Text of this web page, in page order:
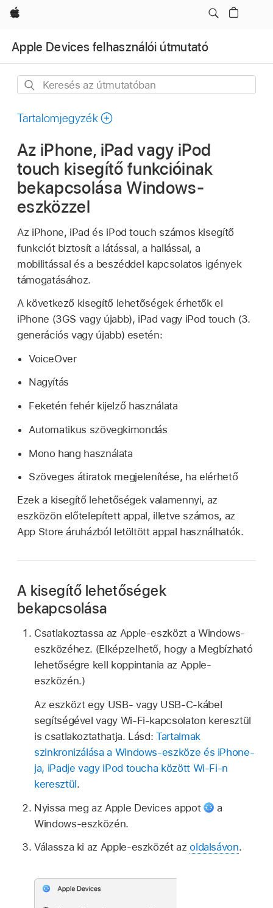
Apple
Apple Devices felhasználói útmutató
Keresés
útmutatóban
Tartalomjegyzék
Az iPhone, iPad vagy iPod
touch kisegítő funkcióinak
bekapcsolása Windows-
eszközzel
Az iPhone, iPad és iPod touch számos kisegítő
funkciót biztosít a látással, a hallással, a
mobilitással és a beszéddel kapcsolatos igények
támogatásához.
A következő kisegítő lehetőségek érhetők el
iPhone (3GS vagy újabb), iPad vagy iPod touch (3.
generációs vagy újabb) esetén:
VoiceOver
Nagyítás
Feketén fehér kijelző használata
Automatikus szövegkimondás
Mono hang használata
Szöveges átiratok megjelenítése, ha elérhető
Ezek a kisegítő lehetőségek valamennyi, az
eszközön előtelepített appal, illetve számos, az
App Store áruházból letöltött appal használhatók.
A kisegítő lehetőségek
bekapcsolása
Csatlakoztassa az Apple-eszközt a Windows-
eszközéhez. (Elképzelhető, hogy a Megbízható
lehetőségre kell koppintania az Apple-
eszközén.)
Az eszközt egy USB- vagy USB-C-kábel
segítségével vagy Wi-Fi-kapcsolaton keresztül
is csatlakoztathatja. Lásd:Tartalmak
szinkronizálása a Windows-eszköze és iPhone-
ja, iPadje vagy iPod toucha között Wi-Fi-n
keresztül.
Nyissa meg az Apple Devices appot
a
Windows-eszközén.
Válassza ki az Apple-eszközét azoldalsávon.